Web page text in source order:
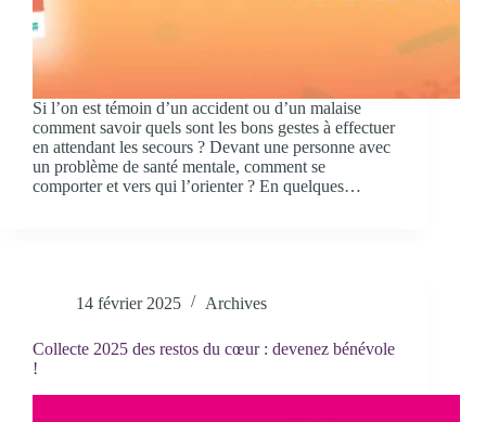
Si l’on est témoin d’un accident ou d’un malaise
comment savoir quels sont les bons gestes à effectuer
en attendant les secours ? Devant une personne avec
un problème de santé mentale, comment se
comporter et vers qui l’orienter ? En quelques…
14 février 2025 Archives
Collecte 2025 des restos du cœur : devenez bénévole
!